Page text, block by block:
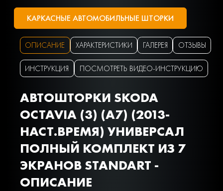
КАРКАСНЫЕ АВТОМОБИЛЬНЫЕ ШТОРКИ
ОПИСАНИЕ ХАРАКТЕРИСТИКИ ГАЛЕРЕЯ ОТЗЫВЫ
ИНСТРУКЦИЯ ПОСМОТРЕТЬ ВИДЕО-ИНСТРУКЦИЮ
АВТОШТОРКИ SKODA
OCTAVIA (3) (A7) (2013-
НАСТ.ВРЕМЯ) УНИВЕРСАЛ
ПОЛНЫЙ КОМПЛЕКТ ИЗ 7
ЭКРАНОВ STANDART -
ОПИСАНИЕ